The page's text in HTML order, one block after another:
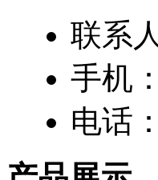
联系
手机
电话